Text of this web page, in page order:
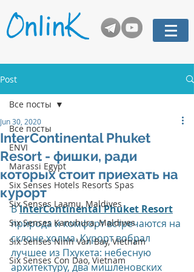
Post
Все посты
ENVI
Marassi Egypt
Six Senses Hotels Resorts Spas
Six Senses Laamu, Maldives
Six Senses Kanuhura, Maldives
Six Senses Ninh Van Bay, Vietnam
Six Senses Con Dao, Vietnam
Все посты
InterContinental Phuket
Resort - фишки, ради
которых стоит приехать на
курорт
Jun 30, 2020
В InterContinental Phuket Resort
природа и комфорт встречаются на
склоне холма. Курорт вобрал
лучшее из Пхукета: небесную
архитектуру, два мишленовских